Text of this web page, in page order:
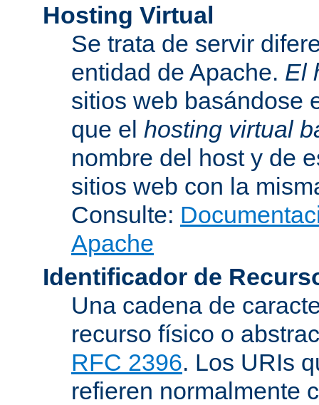
Hosting Virtual
Se trata de servir
entidad de Apache. El
sitios web basándose
que el hosting virtual
nombre del host y de
sitios web con la
Consulte:
Apache
Identificador de
Una cadena de
recurso físico o
RFC 2396. Los URIs
refieren normalmente